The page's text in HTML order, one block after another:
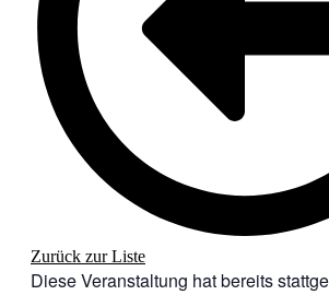
Zurück zur Liste
Diese Veranstaltung hat bereits